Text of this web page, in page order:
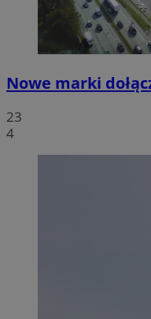
Nowe marki
23
4